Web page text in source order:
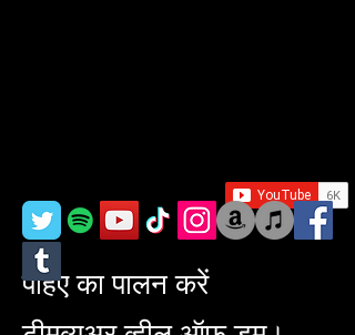
पहिए का पालन करें